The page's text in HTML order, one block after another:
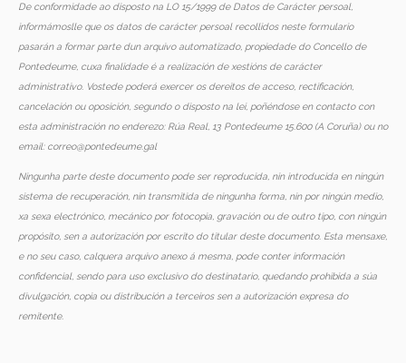
De conformidade ao disposto na LO 15/1999 de Datos de Carácter persoal,
informámoslle que os datos de carácter persoal recollidos neste formulario
pasarán a formar parte dun arquivo automatizado, propiedade do Concello de
Pontedeume, cuxa finalidade é a realización de xestións de carácter
administrativo. Vostede poderá exercer os dereitos de acceso, rectificación,
cancelación ou oposición, segundo o disposto na lei, poñéndose en contacto con
esta administración no enderezo: Rúa Real, 13 Pontedeume 15.600 (A Coruña) ou no
email: correo@pontedeume.gal
Ningunha parte deste documento pode ser reproducida, nin introducida en ningún
sistema de recuperación, nin transmitida de ningunha forma, nin por ningún medio,
xa sexa electrónico, mecánico por fotocopia, gravación ou de outro tipo, con ningún
propósito, sen a autorización por escrito do titular deste documento. Esta mensaxe,
e no seu caso, calquera arquivo anexo á mesma, pode conter información
confidencial, sendo para uso exclusivo do destinatario, quedando prohibida a súa
divulgación, copia ou distribución a terceiros sen a autorización expresa do
remitente.